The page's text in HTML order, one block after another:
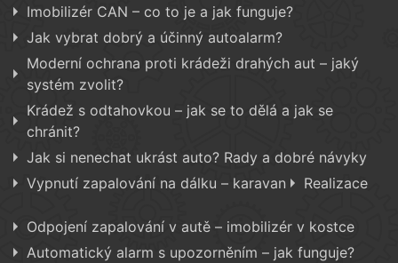
Imobilizér CAN – co to je a jak funguje?
Jak vybrat dobrý a účinný autoalarm?
Moderní ochrana proti krádeži drahých aut – jaký
systém zvolit?
Krádež s odtahovkou – jak se to dělá a jak se
chránit?
Jak si nenechat ukrást auto? Rady a dobré návyky
Vypnutí zapalování na dálku – karavan
Realizace
Odpojení zapalování v autě – imobilizér v kostce
Automatický alarm s upozorněním – jak funguje?